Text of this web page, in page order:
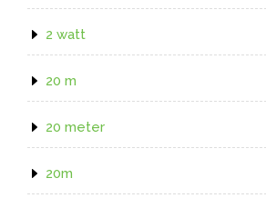
2 watt
20 m
20 meter
20m